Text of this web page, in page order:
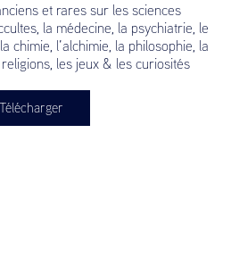
et rares sur les sciences
la médecine, la psychiatrie, le
chimie, l’alchimie, la philosophie, la
les jeux & les curiosités
Télécharger